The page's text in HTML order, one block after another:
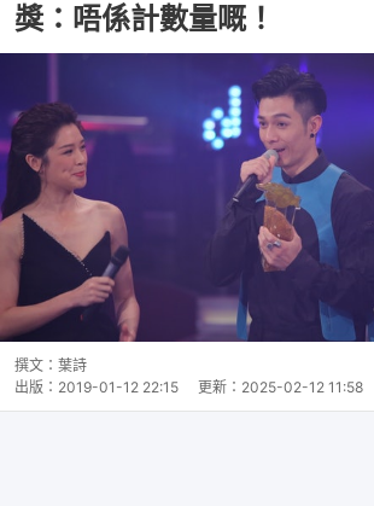
獎：唔係計數量嘅！
撰文： 葉詩
出版： 2019-01-12 22:15 更新： 2025-02-12 11:58